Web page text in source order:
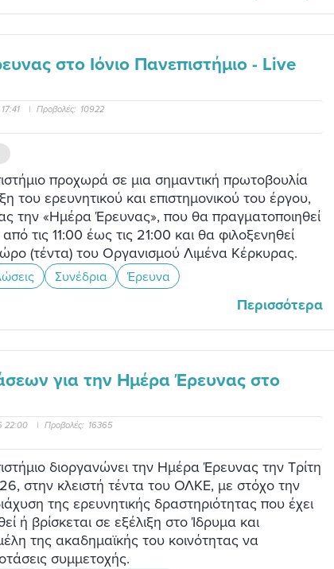
στο Ιόνιο Πανεπιστήμιο - Live
| Προβολές: 10922
προχωρά σε μια σημαντική πρωτοβουλία
του ερευνητικού και επιστημονικού του έργου,
την «Ημέρα Έρευνας», που θα πραγματοποιηθεί
τις 11:00 έως τις 21:00 και θα φιλοξενηθεί
(τέντα) του Οργανισμού Λιμένα Κέρκυρας.
Συνέδρια Έρευνα
Περισσότερα
για την Ημέρα Έρευνας στο
22:00 | Προβολές: 16365
διοργανώνει την Ημέρα Έρευνας την Τρίτη
στην κλειστή τέντα του ΟΛΚΕ, με στόχο την
της ερευνητικής δραστηριότητας που έχει
ή βρίσκεται σε εξέλιξη στο Ίδρυμα και
της ακαδημαϊκής του κοινότητας να
συμμετοχής.